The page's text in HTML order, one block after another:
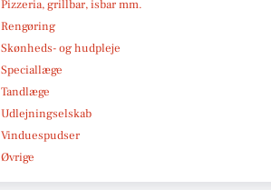
Pizzeria, grillbar, isbar mm.
Rengøring
Skønheds- og hudpleje
Speciallæge
Tandlæge
Udlejningselskab
Vinduespudser
Øvrige